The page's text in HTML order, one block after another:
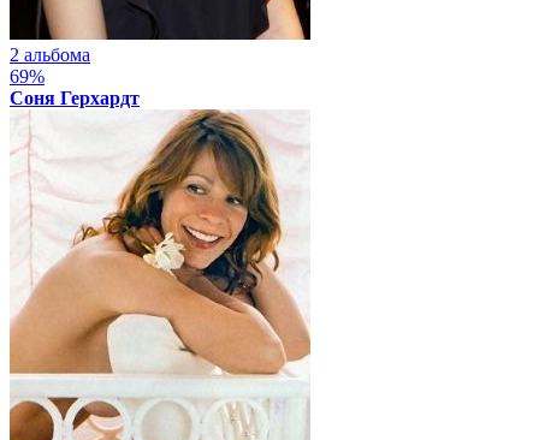
2 альбома
69%
Соня Герхардт